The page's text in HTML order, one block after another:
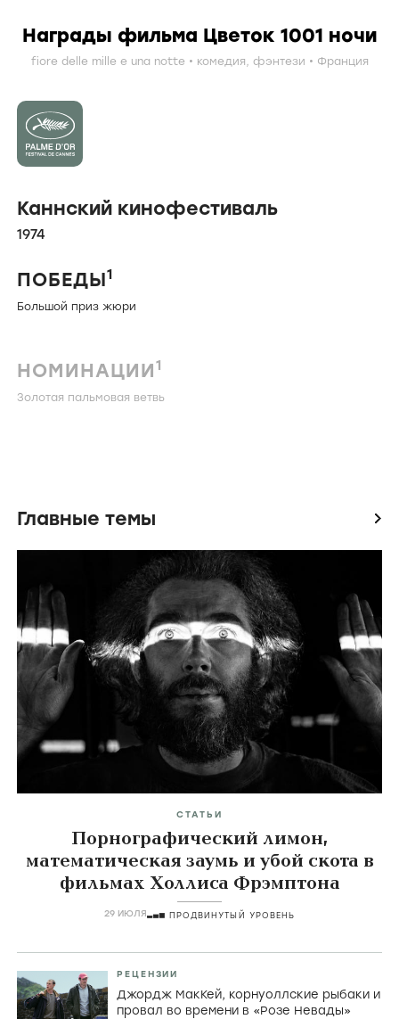
Награды фильма Цветок 1001 ночи
fiore delle mille e una notte комедия, фэнтези Франция
Каннский кинофестиваль
1974
ПОБЕДЫ1
Большой приз жюри
НОМИНАЦИИ1
Золотая пальмовая ветвь
Главные темы icon
СТАТЬИ
Порнографический лимон,
математическая заумь и убой скота в
фильмах Холлиса Фрэмптона
29 ИЮЛЯ ПРОДВИНУТЫЙ УРОВЕНЬ
РЕЦЕНЗИИ
Джордж МакКей, корнуоллские рыбаки и
провал во времени в «Розе Невады»